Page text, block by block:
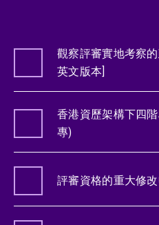
觀察評審實地考察
英文版本]
香港資歷架構下四
專)
評審資格的重大修